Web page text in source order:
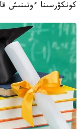
كونكۋرسىنا ءوتىنىش